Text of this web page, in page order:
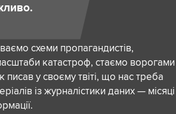
схеми пропагандистів,
катастроф, стаємо ворогами
у своєму твіті, що нас треба
із журналістики даних — місяці